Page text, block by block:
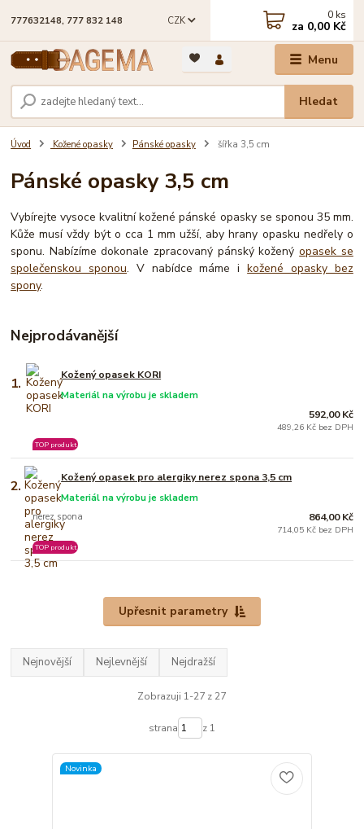
Menu
CZK
Hledat
777632148, 777 832 148 0 ks
za 0,00 Kč
Úvod Kožené opasky Pánské opasky šířka 3,5 cm
Pánské opasky 3,5 cm
Vybírejte vysoce kvalitní kožené pánské opasky se sponou 35 mm.
Kůže musí vždy být o cca 1 mm užší, aby hrany opasku nedřely o
sponu. Nabízíme dokonale zpracovaný pánský koženýopasek se
společenskou sponou. V nabídce máme ikožené opasky bez
spony.
Nejprodávanější
1. Kožený opasek KORI
Materiál na výrobu je skladem
TOP produkt
592,00 Kč
489,26 Kč bez DPH
2. Kožený opasek pro alergiky nerez spona 3,5 cm
nerez spona
Materiál na výrobu je skladem
TOP produkt
864,00 Kč
714,05 Kč bez DPH
Upřesnit parametry
Nejnovější Nejlevnější Nejdražší
Zobrazuji 1-27 z 27
strana z 1
Novinka